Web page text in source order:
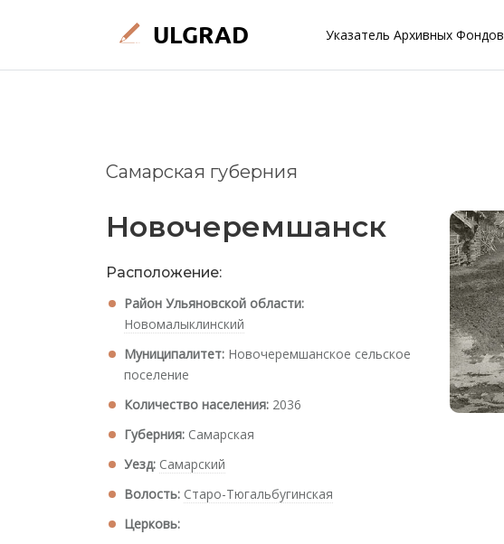
Указатель Архивных Фондов
Самарская губерния
Новочеремшанск
Расположение:
Район Ульяновской области:
Новомалыклинский
Муниципалитет: Новочеремшанское сельское
поселение
Количество населения: 2036
Губерния: Самарская
Уезд: Самарский
Волость: Старо-Тюгальбугинская
Церковь: